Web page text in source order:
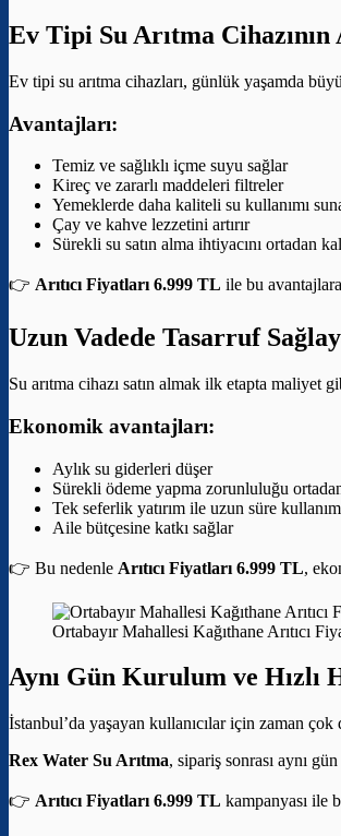
Ev Tipi Su Arıtma Cihazının
Ev tipi su arıtma cihazları, günlük yaşamda
Avantajları:
Temiz ve sağlıklı içme suyu sağlar
Kireç ve zararlı maddeleri filtreler
Yemeklerde daha kaliteli su kullanımı
Çay ve kahve lezzetini artırır
Sürekli su satın alma ihtiyacını ortadan
👉 Arıtıcı Fiyatları 6.999 TL ile bu
Uzun Vadede Tasarruf
Su arıtma cihazı satın almak ilk etapta maliyet
Ekonomik avantajları:
Aylık su giderleri düşer
Sürekli ödeme yapma zorunluluğu
Tek seferlik yatırım ile uzun süre
Aile bütçesine katkı sağlar
👉 Bu nedenle Arıtıcı Fiyatları 6.999 TL,
Ortabayır Mahallesi Kağıthane Arıtıcı
Aynı Gün Kurulum ve Hızlı
İstanbul’da yaşayan kullanıcılar için zaman
Rex Water Su Arıtma, sipariş sonrası aynı
👉 Arıtıcı Fiyatları 6.999 TL kampanyası ile